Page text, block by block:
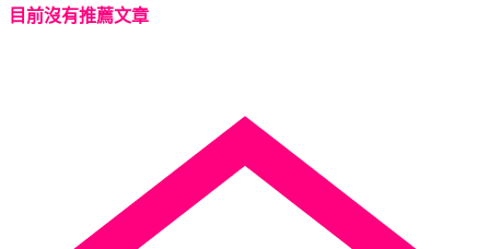
目前沒有推薦文章